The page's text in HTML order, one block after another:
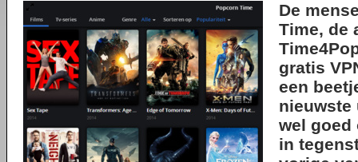
De
Time, de
gratis
een
nieuwste
wel goed
in